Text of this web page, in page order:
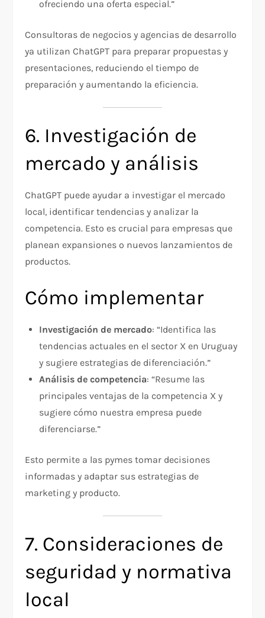
ofreciendo una oferta especial.”
Consultoras de negocios y agencias de desarrollo
ya utilizan ChatGPT para preparar propuestas y
presentaciones, reduciendo el tiempo de
preparación y aumentando la eficiencia.
6. Investigación de
mercado y análisis
ChatGPT puede ayudar a investigar el mercado
local, identificar tendencias y analizar la
competencia. Esto es crucial para empresas que
planean expansiones o nuevos lanzamientos de
productos.
Cómo implementar
Investigación de mercado: “Identifica las
tendencias actuales en el sector X en Uruguay
y sugiere estrategias de diferenciación.”
Análisis de competencia: “Resume las
principales ventajas de la competencia X y
sugiere cómo nuestra empresa puede
diferenciarse.”
Esto permite a las pymes tomar decisiones
informadas y adaptar sus estrategias de
marketing y producto.
7. Consideraciones de
seguridad y normativa
local